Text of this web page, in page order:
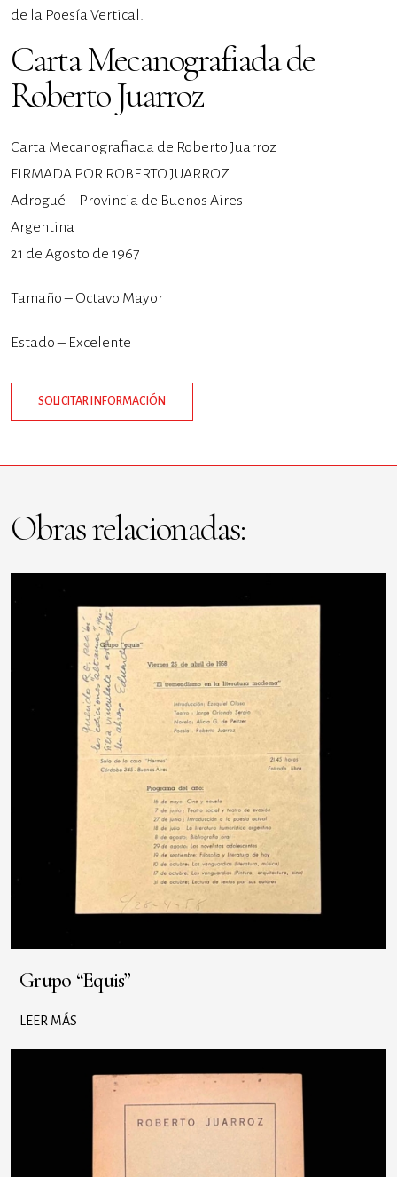
de la Poesía Vertical.
Carta Mecanografiada de
Roberto Juarroz
Carta Mecanografiada de Roberto Juarroz
FIRMADA POR ROBERTO JUARROZ
Adrogué – Provincia de Buenos Aires
Argentina
21 de Agosto de 1967
Tamaño – Octavo Mayor
Estado – Excelente
SOLICITAR INFORMACIÓN
Obras relacionadas:
Grupo “Equis”
LEER MÁS